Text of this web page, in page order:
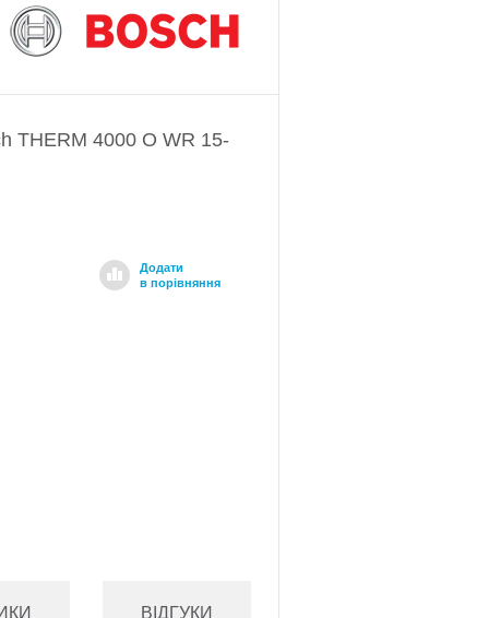
THERM 4000 О WR 15-
Додати
в порівняння
ВІДГУКИ